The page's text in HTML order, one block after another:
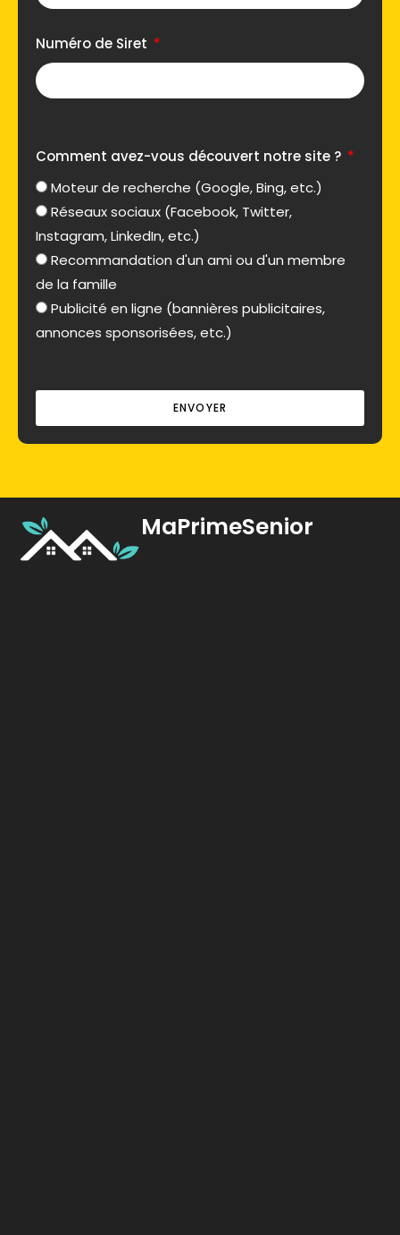
Numéro de Siret
Comment avez-vous découvert notre site ?
Moteur de recherche (Google, Bing, etc.)
Réseaux sociaux (Facebook, Twitter,
Instagram, LinkedIn, etc.)
Recommandation d'un ami ou d'un membre
de la famille
Publicité en ligne (bannières publicitaires,
annonces sponsorisées, etc.)
ENVOYER
MaPrimeSenior